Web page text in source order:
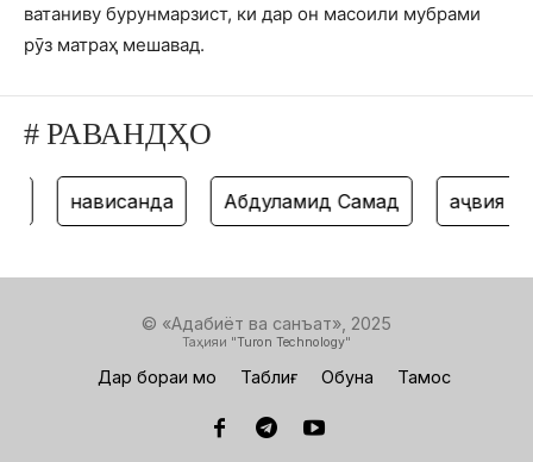
ватаниву бурунмарзист, ки дар он масоили мубрами
рӯз матраҳ мешавад.
# РАВАНДҲО
нависанда Абдулҳамид Самад ҳаҷвия
© «Адабиёт ва санъат», 2025
Таҳияи "Turon Technology"
Дар бораи мо Таблиғ Обуна Тамос